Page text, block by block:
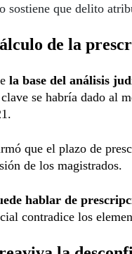
sostiene que delito
de la
la base del análisis
clave se habría dado al
que el plazo de
de los magistrados.
hablar de
contradice los